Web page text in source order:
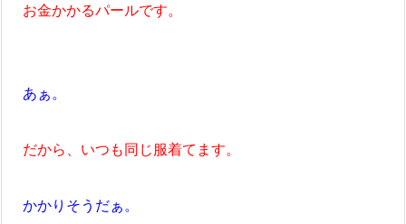
お金かかるパールです。
あぁ。
だから、いつも同じ服着てます。
かかりそうだぁ。